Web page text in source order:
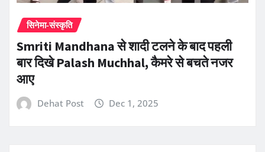
सिनेमा-संस्कृति
Smriti Mandhana से शादी टलने के बाद पहली
बार दिखे Palash Muchhal, कैमरे से बचते नजर
आए
Dehat Post Dec 1, 2025